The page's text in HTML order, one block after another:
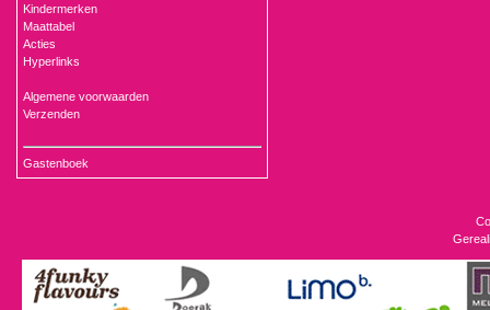
Kindermerken
Maattabel
Acties
Hyperlinks
Algemene voorwaarden
Verzenden
Gastenboek